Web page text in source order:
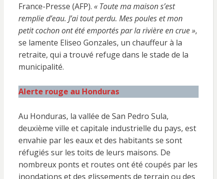
France-Presse (AFP). « Toute ma maison s’est
remplie d’eau. J’ai tout perdu. Mes poules et mon
petit cochon ont été emportés par la rivière en crue »,
se lamente Eliseo Gonzales, un chauffeur à la
retraite, qui a trouvé refuge dans le stade de la
municipalité.
Alerte rouge au Honduras
Au Honduras, la vallée de San Pedro Sula,
deuxième ville et capitale industrielle du pays, est
envahie par les eaux et des habitants se sont
réfugiés sur les toits de leurs maisons. De
nombreux ponts et routes ont été coupés par les
inondations et des glissements de terrain ou des